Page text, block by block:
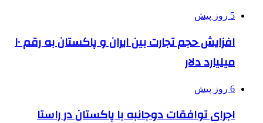
5 روز پیش
افزایش حجم تجارت بین ایران و پاکستان به رقم ۱۰
میلیارد دلار
6 روز پیش
اجرای توافقات دوجانبه با پاکستان در راستا